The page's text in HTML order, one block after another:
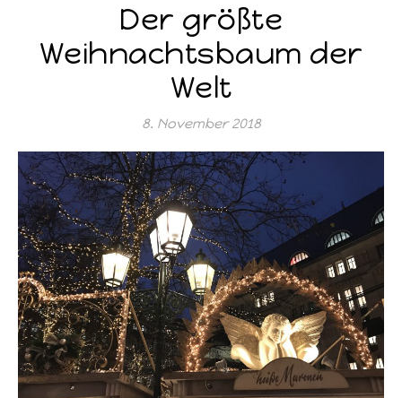
Der größte
Weihnachtsbaum der
Welt
8. November 2018